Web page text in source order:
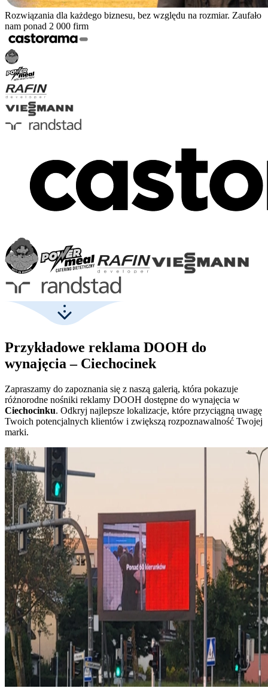
Rozwiązania dla każdego biznesu, bez względu na rozmiar. Zaufało
nam ponad 2 000 firm
Przykładowe reklama DOOH do
wynajęcia – Ciechocinek
Zapraszamy do zapoznania się z naszą galerią, która pokazuje
różnorodne nośniki reklamy DOOH dostępne do wynajęcia w
Ciechocinku. Odkryj najlepsze lokalizacje, które przyciągną uwagę
Twoich potencjalnych klientów i zwiększą rozpoznawalność Twojej
marki.